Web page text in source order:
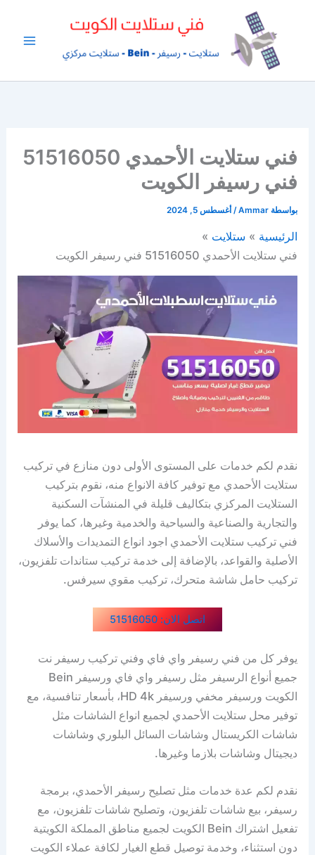
فني ستلايت الأحمدي 51516050
فني رسيفر الكويت
بواسطة Ammar
/ أغسطس 5, 2024
الرئيسية
ستلايت
فني ستلايت الأحمدي 51516050 فني رسيفر الكويت
نقدم لكم خدمات على المستوى الأولى دون منازع في تركيب
ستلايت الأحمدي مع توفير كافة الانواع منه، نقوم بتركيب
الستلايت المركزي بتكاليف قليلة في المنشآت السكنية
والتجارية والصناعية والسياحية والخدمية وغيرها، كما يوفر
فني تركيب ستلايت الأحمدي اجود انواع التمديدات والأسلاك
الأصلية والقواعد، بالإضافة إلى خدمة تركيب ستاندات تلفزيون،
تركيب حامل شاشة متحرك، تركيب مقوي سيرفس.
اتصل الان: 51516050
يوفر كل من فني رسيفر واي فاي وفني تركيب رسيفر نت
جميع أنواع الرسيفر مثل رسيفر واي فاي ورسيفر Bein
الكويت ورسيفر مخفي ورسيفر HD 4k، بأسعار تنافسية، مع
توفير محل ستلايت الأحمدي لجميع انواع الشاشات مثل
شاشات الكريستال وشاشات السائل البلوري وشاشات
ديجيتال وشاشات بلازما وغيرها.
نقدم لكم عدة خدمات مثل تصليح رسيفر الأحمدي، برمجة
رسيفر، بيع شاشات تلفزيون، وتصليح شاشات تلفزيون، مع
تفعيل اشتراك Bein الكويت لجميع مناطق المملكة الكويتية
دون استثناء، وخدمة توصيل قطع الغيار لكافة عملاء الكويت